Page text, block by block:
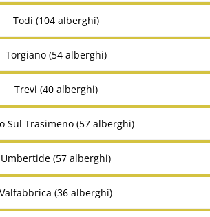
Todi (104 alberghi)
Torgiano (54 alberghi)
Trevi (40 alberghi)
Sul Trasimeno (57 alberghi)
Umbertide (57 alberghi)
Valfabbrica (36 alberghi)